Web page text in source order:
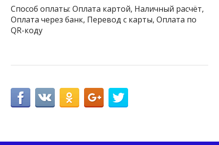
Способ оплаты: Оплата картой, Наличный расчёт,
Оплата через банк, Перевод с карты, Оплата по
QR-коду